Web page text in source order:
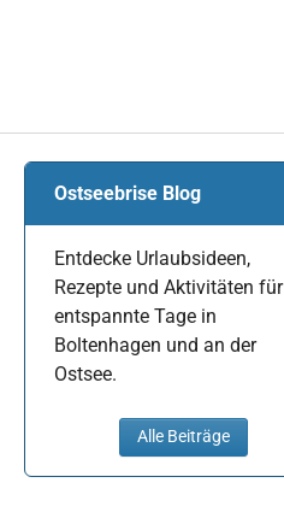
Ostseebrise Blog
Entdecke Urlaubsideen,
Rezepte und Aktivitäten für
entspannte Tage in
Boltenhagen und an der
Ostsee.
Alle Beiträge